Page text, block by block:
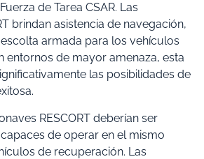
de Tarea CSAR. Las
brindan asistencia de navegación,
armada para los vehículos
entornos de mayor amenaza, esta
las posibilidades de
RESCORT deberían ser
de operar en el mismo
de recuperación. Las